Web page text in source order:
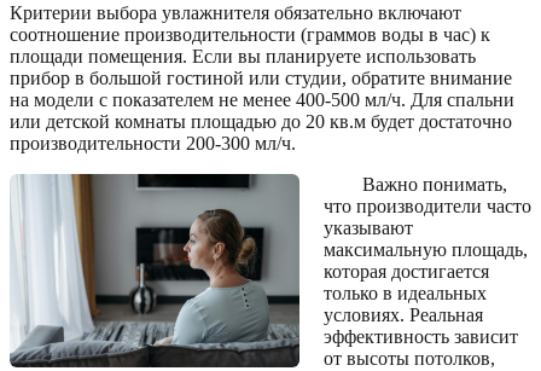
Критерии выбора увлажнителя обязательно включают
соотношение производительности (граммов воды в час) к
площади помещения. Если вы планируете использовать
прибор в большой гостиной или студии, обратите внимание
на модели с показателем не менее 400-500 мл/ч. Для спальни
или детской комнаты площадью до 20 кв.м будет достаточно
производительности 200-300 мл/ч.
Важно понимать,
что производители часто
указывают
максимальную площадь,
которая достигается
только в идеальных
условиях. Реальная
эффективность зависит
от высоты потолков,